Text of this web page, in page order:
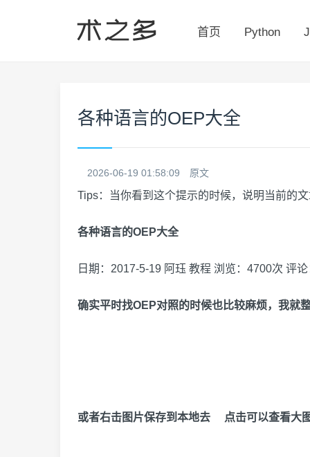
首页 Python
各种语言的OEP大全
2026-06-19 01:58:09 原文
Tips：当你看到这个提示的时候，说明当前的
各种语言的OEP大全
日期：2017-5-19 阿珏 教程 浏览：4700次 评
确实平时找OEP对照的时候也比较麻烦，我就
或者右击图片保存到本地去 点击可以查看大